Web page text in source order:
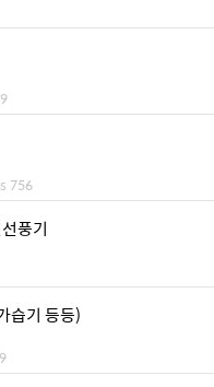
756
풍기
습기 등등)